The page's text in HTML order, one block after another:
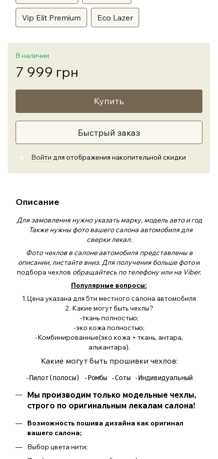
Vip Elit Premium Eco Lazer
В наличии
7 999 грн
Купить
Быстрый заказ
% Войти для отображения накопительной скидки
Описание
Для замовлення нужно указать марку, модель авто и год
Также нужны фото вашего салона автомобиля для
сверки лекал.
Фото чехлов в салоне автомобиля представлены в
описании, листайте вниз. Для получения больше фотои
подбора чехлов обращайтесь по телефону или на Viber.
Популярные вопросы:
1.Цена указана для 5ти местного салона автомобиля
2. Какие могут быть чехлы?
-ткань полностью;
-эко кожа полностью;
-Комбинированные(эко кожа + ткань, антара,
алькантара).
Какие могут быть прошивки чехлов:
-Пилот(полосы) -Ромбы -Соты -Индивидуальный
Мы производим только модельные чехлы,
строго по оригинальным лекалам салона!
Возможность пошива дизайна как оригинал
вашего салона;
Выбор цвета нити;